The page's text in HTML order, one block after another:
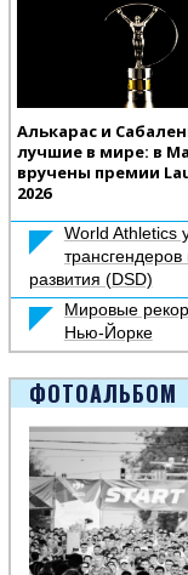
Алькарас и
лучшие в мире: в
вручены премии
2026
World Athletics
развития (DSD)
Мировые
Нью-Йорке
ФОТОАЛЬБОМ